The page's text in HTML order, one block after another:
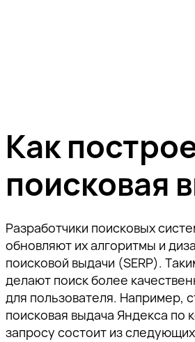
Как
поисковая
Разработчики поисковых
обновляют их алгоритмы и
поисковой выдачи (SERP).
делают поиск более
для пользователя. Например,
поисковая выдача Яндекса по
запросу состоит из